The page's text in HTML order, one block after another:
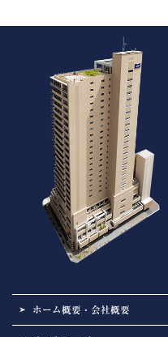
ホーム概要・会社概要